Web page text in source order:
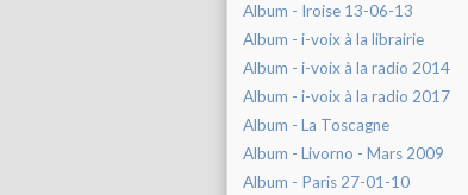
Album - Iroise 13-06-13
Album - i-voix à la librairie
Album - i-voix à la radio 2014
Album - i-voix à la radio 2017
Album - La Toscagne
Album - Livorno - Mars 2009
Album - Paris 27-01-10